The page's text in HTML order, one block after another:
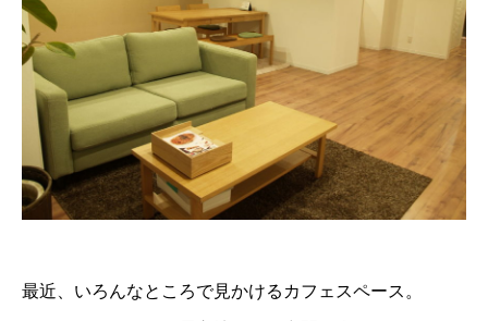
最近、いろんなところで見かけるカフェスペース。